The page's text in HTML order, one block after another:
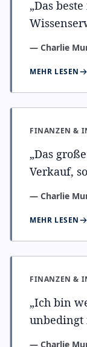
„Das
— Charlie
MEHR LESEN
FINANZEN &
„Das
Verkauf,
— Charlie
MEHR LESEN
FINANZEN &
„Ich bin
— Charlie